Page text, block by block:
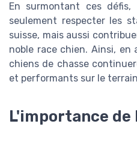
En surmontant ces
seulement respecter les
suisse, mais aussi
noble race chien. Ainsi,
chiens de chasse
et performants sur le
L'importance